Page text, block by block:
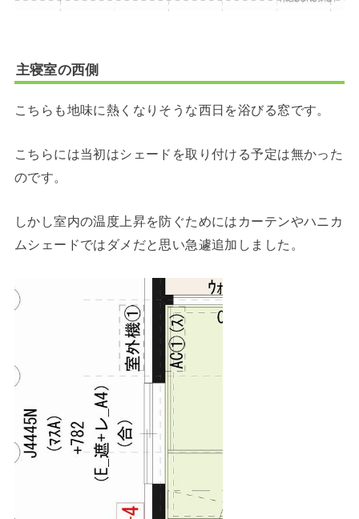
主寝室の西側
こちらも地味に熱くなりそうな西日を浴びる窓です。
こちらには当初はシェードを取り付ける予定は無かった
のです。
しかし室内の温度上昇を防ぐためにはカーテンやハニカ
ムシェードではダメだと思い急遽追加しました。